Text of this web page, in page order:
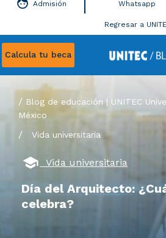
Calcula tu beca
Admisión Whatsapp
Regresar a
Blog de educación | UNITEC
México
/ Vida universitaria
Vida universitaria
Día del Arquitecto:
celebra?